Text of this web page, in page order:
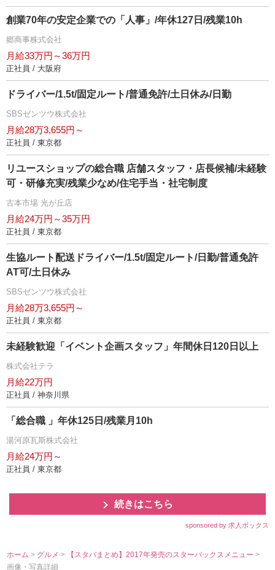
創業70年の安定企業での「人事」/年休127日/残業10h
郷商事株式会社
月給33万円～36万円
正社員 / 大阪府
ドライバー/1.5t/固定ルート/普通免許/土日休み/日勤
SBSゼンツウ株式会社
月給28万3,655円～
正社員 / 東京都
リユースショップの総合職 店舗スタッフ・店長候補/未経験
可・研修充実/残業少なめ/住宅手当・社宅制度
古本市場 光が丘店
月給24万円～35万円
正社員 / 東京都
生協ルート配送ドライバー/1.5t/固定ルート/日勤/普通免許
AT可/土日休み
SBSゼンツウ株式会社
月給28万3,655円～
正社員 / 東京都
未経験歓迎「イベント企画スタッフ」年間休日120日以上
株式会社テラ
月給22万円
正社員 / 神奈川県
「総合職 」年休125日/残業月10h
湯河原瓦斯株式会社
月給24万円～
正社員 / 東京都
続きはこちら
sponsored by 求人ボックス
ホーム > グルメ> 【スタバまとめ】2017年発売のスターバックスメニュー>
画像・写真詳細